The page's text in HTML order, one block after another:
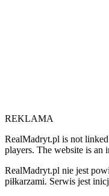
REKLAMA
RealMadryt.pl is not
players. The website is an
RealMadryt.pl nie jest
piłkarzami. Serwis jest